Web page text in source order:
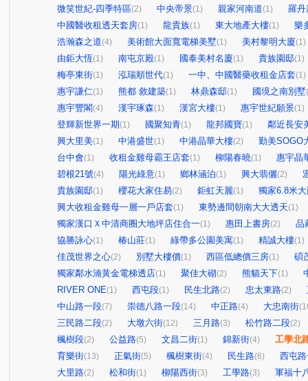
微笑世紀-四季特區(2) 中央帝景(1) 親家河南道(1)
羅丹
中國醫收租透天套房(1) 龍貴族(1) 東大地產大樓(1)
樂
浩瀚森之道(4) 美術館大面寬電梯美墅(1) 美村黎明大廈(1)
由鉅大恆(1) 南屯京殿(1) 國泰美村名廈(1) 貴族園邸(1)
梅亭東街(1) 泓瑞順世代(1) 一中、中國醫藥收租金店套(1)
惠宇謙仁(1) 熊都 敘建築(1) 林鼎森邸(1) 國境之南別墅
惠宇豐閣(4) 漢宇琢森(1) 漢宮大樓(1) 惠宇世紀願景(1)
登輝新世界一期(1) 國聚知青(1) 龍邦國寶(1)
鄰近長安
興大里美(1) 中港盛世(1) 中港晶華大樓(2)
勤美SOGO
台中會(1) 收租金雞母霸王店套(1) 柳陽春曉(1)
惠宇晶
碧根21號(4) 陽光綠意(1) 鄉林涵泊(1) 興大翡儷(2)
貴族園邸(1) 櫻花大家住易(2) 鉅虹天麗(1)
獨家6.8米
興大收租金雞母一層一戶店套(1) 東勢邊間朝南大大透天(1)
獨家漢口Ｘ中清商圈大地坪店住合一(1) 惠田上書房(2)
品
協勝詠心(1) 椿山莊(1) 綠帶多公園美寓(1) 精誠大樓(1)
佳茂世界之心(2) 別墅大樓價(1) 西區低總價三房(1)
碩
獨家鄰水湳黃金電梯透店(1) 聚佳大砌(2) 熊貓天下(1)
RIVER ONE(1) 西屯段(1) 民生北路(2) 忠太東路(2)
中山路一段(7) 崇德八路一段(14) 中正路(4) 大忠南街
三民路二段(2) 大墩六街(12) 三月路(3) 松竹路二段(2)
楓樹段(2) 公益路(5) 文昌二街(1) 錦新街(4)
工學北
育樂街(13) 正氣街(5) 楓樹東街(4) 民生路(6)
西屯
大里路(2) 松和街(1) 柳陽西街(3) 工學路(3) 軍福十